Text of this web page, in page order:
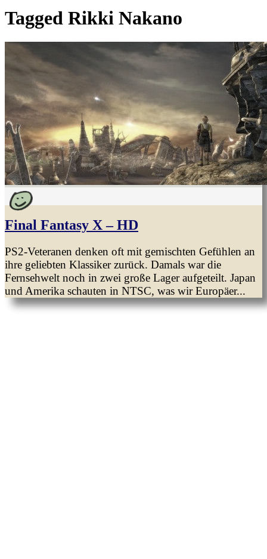
Tagged Rikki Nakano
Final Fantasy X – HD
PS2-Veteranen denken oft mit gemischten Gefühlen an
ihre geliebten Klassiker zurück. Damals war die
Fernsehwelt noch in zwei große Lager aufgeteilt. Japan
und Amerika schauten in NTSC, was wir Europäer...